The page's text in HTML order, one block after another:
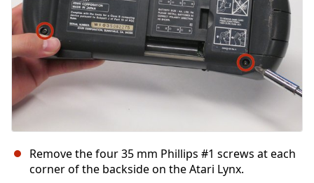
Remove the four 35 mm Phillips #1 screws at each
corner of the backside on the Atari Lynx.